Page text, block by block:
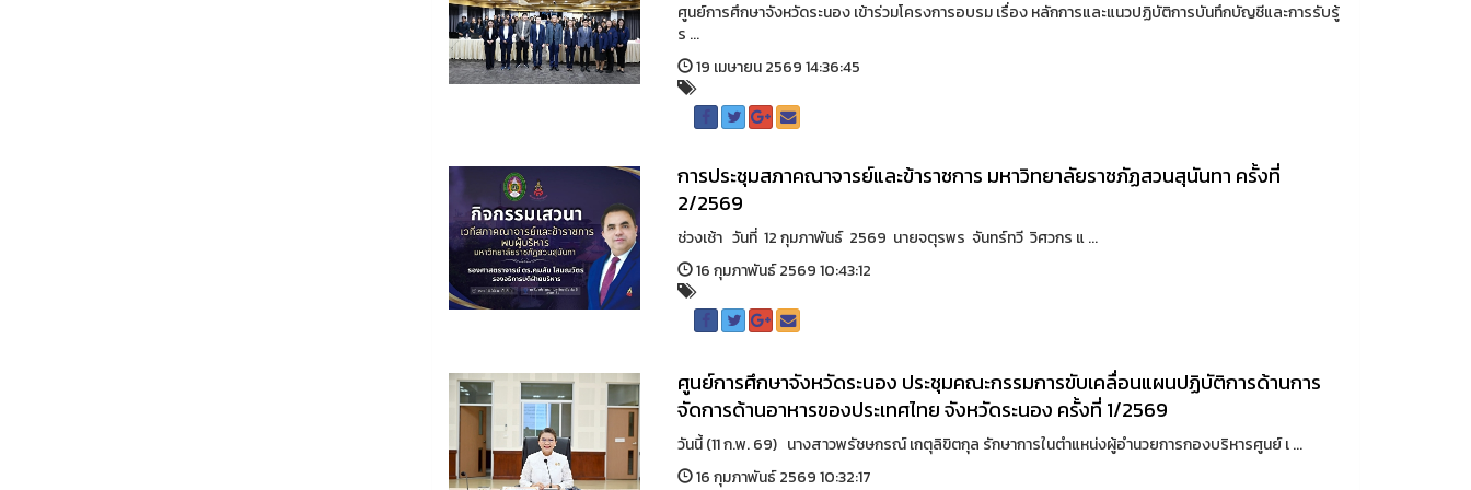
ศูนย์การศึกษาจังหวัดระนอง เข้าร่วมโครงการอบรม เรื่อง หลักการและแนวปฏิบัติการบันทึกบัญชีและการรับรู้
ร ...
19 เมษายน 2569 14:36:45
การประชุมสภาคณาจารย์และข้าราชการ มหาวิทยาลัยราชภัฏสวนสุนันทา ครั้งที่
2/2569
ช่วงเช้า วันที่ 12 กุมภาพันธ์ 2569 นายจตุรพร จันทร์ทวี วิศวกร แ ...
16 กุมภาพันธ์ 2569 10:43:12
ศูนย์การศึกษาจังหวัดระนอง ประชุมคณะกรรมการขับเคลื่อนแผนปฏิบัติการด้านการ
จัดการด้านอาหารของประเทศไทย จังหวัดระนอง ครั้งที่ 1/2569
วันนี้ (11 ก.พ. 69) นางสาวพรัชษกรณ์ เกตุลิขิตกุล รักษาการในตำแหน่งผู้อำนวยการกองบริหารศูนย์ เ ...
16 กุมภาพันธ์ 2569 10:32:17